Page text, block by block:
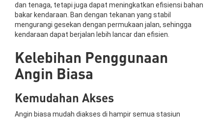
dan tenaga, tetapi juga dapat meningkatkan efisiensi bahan
bakar kendaraan. Ban dengan tekanan yang stabil
mengurangi gesekan dengan permukaan jalan, sehingga
kendaraan dapat berjalan lebih lancar dan efisien.
Kelebihan Penggunaan
Angin Biasa
Kemudahan Akses
Angin biasa mudah diakses di hampir semua stasiun